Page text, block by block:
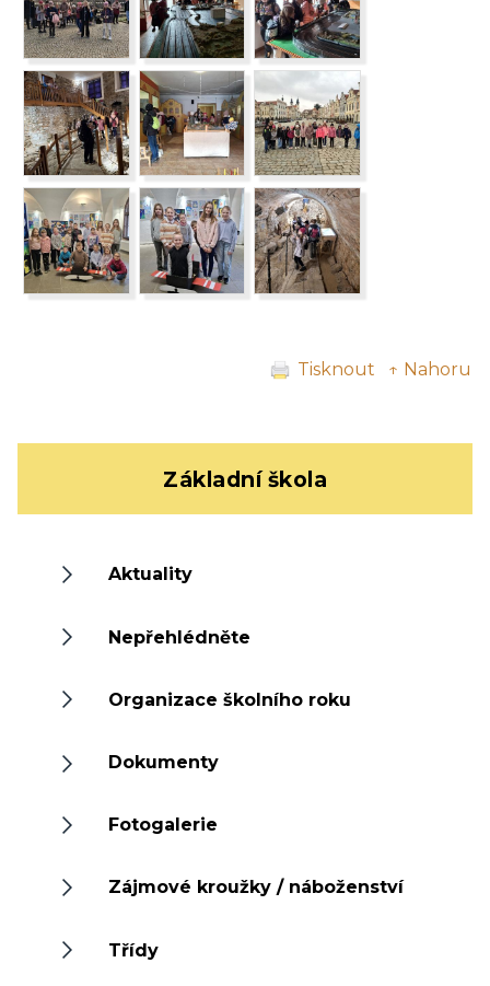
Tisknout ↑ Nahoru
Základní škola
Aktuality
Nepřehlédněte
Organizace školního roku
Dokumenty
Fotogalerie
Zájmové kroužky / náboženství
Třídy